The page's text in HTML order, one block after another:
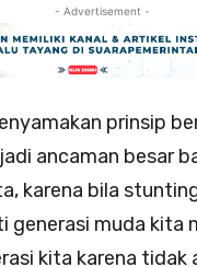
- Advertisement -
prinsip
ancaman besar
karena bila
generasi muda kita
kita karena tidak